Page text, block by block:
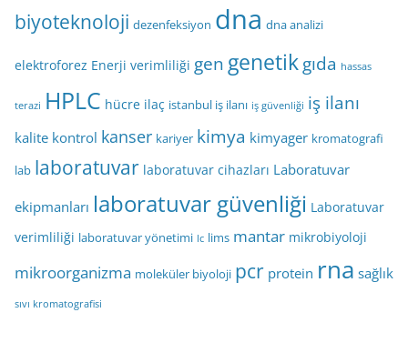
biyoteknoloji dezenfeksiyon dna dna analizi
elektroforez Enerji verimliliği gen genetikgıda hassas
terazi HPLC hücre ilaç istanbul iş ilanı iş güvenliği iş ilanı
kalite kontrol kanser kariyer kimya kimyager kromatografi
lab laboratuvar laboratuvar cihazları Laboratuvar
ekipmanları laboratuvar güvenliği Laboratuvar
verimliliği laboratuvar yönetimi lc lims mantar mikrobiyoloji
mikroorganizma moleküler biyoloji pcr protein rna sağlık
sıvı kromatografisi